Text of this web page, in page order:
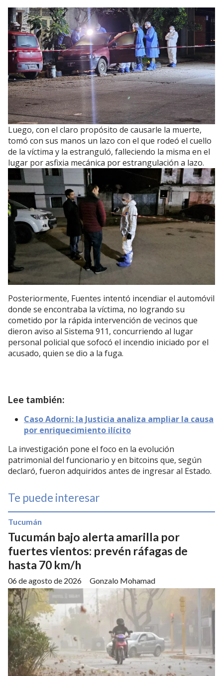
Luego, con el claro propósito de causarle la muerte,
tomó con sus manos un lazo con el que rodeó el cuello
de la víctima y la estranguló, falleciendo la misma en el
lugar por asfixia mecánica por estrangulación a lazo.
Posteriormente, Fuentes intentó incendiar el automóvil
donde se encontraba la víctima, no logrando su
cometido por la rápida intervención de vecinos que
dieron aviso al Sistema 911, concurriendo al lugar
personal policial que sofocó el incendio iniciado por el
acusado, quien se dio a la fuga.
Lee también:
Caso Adorni: la Justicia analiza ampliar la causa
por enriquecimiento ilícito
La investigación pone el foco en la evolución
patrimonial del funcionario y en bitcoins que, según
declaró, fueron adquiridos antes de ingresar al Estado.
Te puede interesar
Tucumán bajo alerta amarilla por
fuertes vientos: prevén ráfagas de
hasta 70 km/h
Gonzalo Mohamad
Tucumán
06 de agosto de 2026